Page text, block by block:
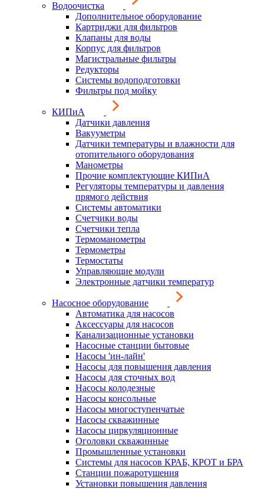
Водоочистка
Дополнительное оборудование
Картриджи для фильтров
Клапаны для воды
Корпус для фильтров
Магистральные фильтры
Редукторы
Системы водоподготовки
Фильтры под мойку
КИПиА
Датчики давления
Вакууметры
Датчики температуры и влажности для
отопительного оборудования
Манометры
Прочие комплектующие КИПиА
Регуляторы температуры и давления
прямого действия
Системы автоматики
Счетчики воды
Счетчики тепла
Термоманометры
Термометры
Термостаты
Управляющие модули
Электронные датчики температур
Насосное оборудование
Автоматика для насосов
Аксессуары для насосов
Канализационные установки
Насосные станции бытовые
Насосы 'ин-лайн'
Насосы для повышения давления
Насосы для сточных вод
Насосы колодезные
Насосы консольные
Насосы многоступенчатые
Насосы скважинные
Насосы циркуляционные
Оголовки скважинные
Промышленные установки
Системы для насосов КРАБ, КРОТ и БРА
Станции пожаротушения
Установки повышения давления